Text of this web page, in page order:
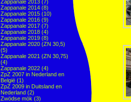
Zappanale 2013 (7)
Zappanale 2014 (8)
Zappanale 2015 (10)
Zappanale 2016 (9)
Zappanale 2017 (7)
Zappanale 2018 (4)
Zappanale 2019 (8)
Zappanale 2020 (ZN 30,5)
(5)
Zappanale 2021 (ZN 30,75)
(4)
Zappanale 2022 (4)
ZpZ 2007 in Nederland en
België (1)
ZpZ 2009 in Duitsland en
Nederland (2)
Zwödse mök (3)